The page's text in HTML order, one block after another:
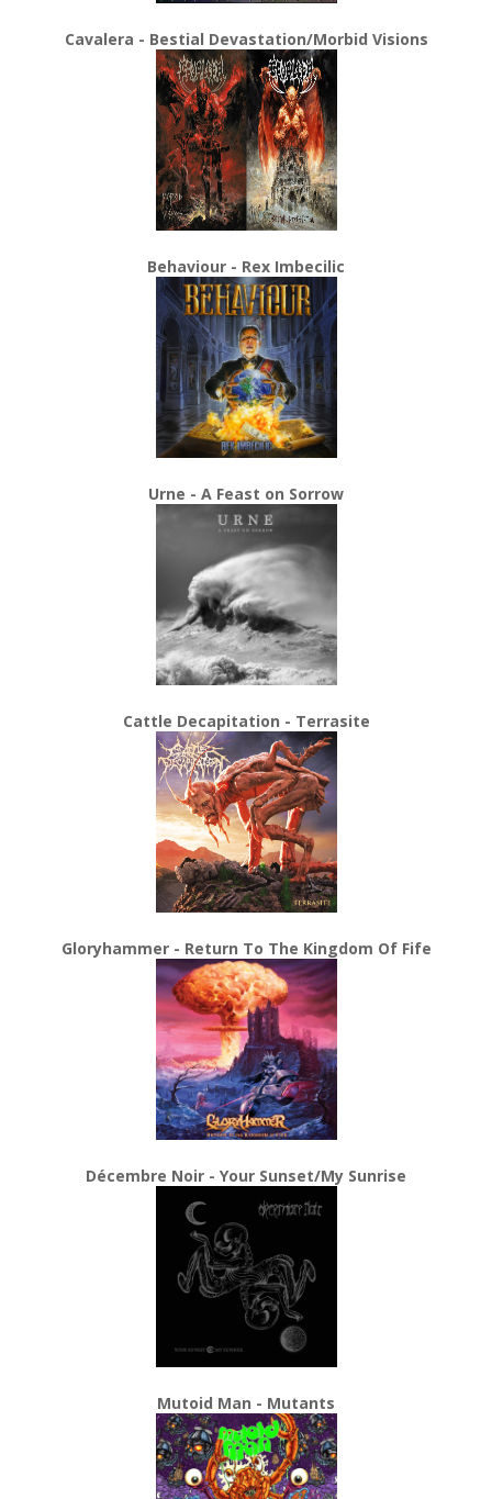
Cavalera - Bestial Devastation/Morbid Visions
Behaviour - Rex Imbecilic
Urne - A Feast on Sorrow
Cattle Decapitation - Terrasite
Gloryhammer - Return To The Kingdom Of Fife
Décembre Noir - Your Sunset/My Sunrise
Mutoid Man - Mutants